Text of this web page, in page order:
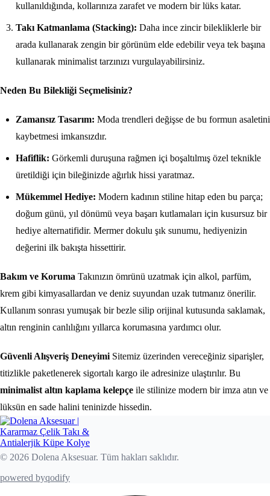
kullanıldığında, kollarınıza zarafet ve modern bir lüks katar.
Takı Katmanlama (Stacking): Daha ince zincir bilekliklerle bir
arada kullanarak zengin bir görünüm elde edebilir veya tek başına
kullanarak minimalist tarzınızı vurgulayabilirsiniz.
Neden Bu Bilekliği Seçmelisiniz?
Zamansız Tasarım: Moda trendleri değişse de bu formun asaletini
kaybetmesi imkansızdır.
Hafiflik: Görkemli duruşuna rağmen içi boşaltılmış özel teknikle
üretildiği için bileğinizde ağırlık hissi yaratmaz.
Mükemmel Hediye: Modern kadının stiline hitap eden bu parça;
doğum günü, yıl dönümü veya başarı kutlamaları için kusursuz bir
hediye alternatifidir. Mermer dokulu şık sunumu, hediyenizin
değerini ilk bakışta hissettirir.
Bakım ve Koruma Takınızın ömrünü uzatmak için alkol, parfüm,
krem gibi kimyasallardan ve deniz suyundan uzak tutmanız önerilir.
Kullanım sonrası yumuşak bir bezle silip orijinal kutusunda saklamak,
altın renginin canlılığını yıllarca korumasına yardımcı olur.
Güvenli Alışveriş Deneyimi Sitemiz üzerinden vereceğiniz siparişler,
titizlikle paketlenerek sigortalı kargo ile adresinize ulaştırılır. Bu
minimalist altın kaplama kelepçe ile stilinize modern bir imza atın ve
lüksün en sade halini teninizde hissedin.
© 2026 Dolena Aksesuar. Tüm hakları saklıdır.
powered byqodify